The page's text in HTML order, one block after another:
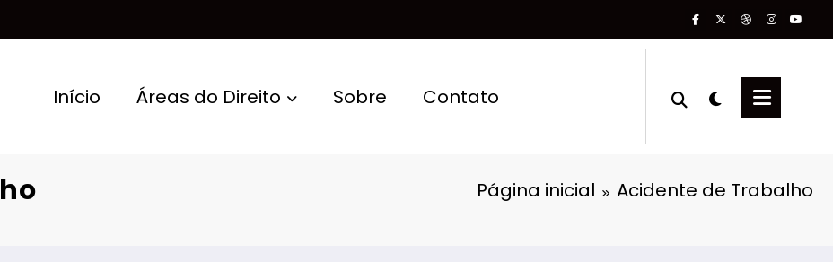
Início Áreas do Direito Sobre Contato
Página inicial Acidente de Trabalho